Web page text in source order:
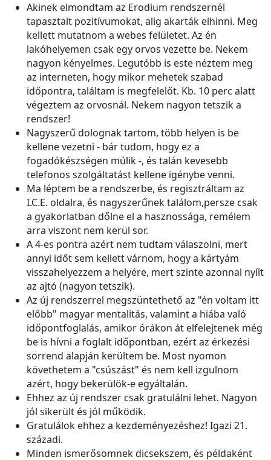
Akinek elmondtam az Erodium rendszernél
tapasztalt pozitívumokat, alig akarták elhinni. Meg
kellett mutatnom a webes felületet. Az én
lakóhelyemen csak egy orvos vezette be. Nekem
nagyon kényelmes. Legutóbb is este néztem meg
az interneten, hogy mikor mehetek szabad
időpontra, találtam is megfelelőt. Kb. 10 perc alatt
végeztem az orvosnál. Nekem nagyon tetszik a
rendszer!
Nagyszerű dolognak tartom, több helyen is be
kellene vezetni - bár tudom, hogy ez a
fogadókészségen múlik -, és talán kevesebb
telefonos szolgáltatást kellene igénybe venni.
Ma léptem be a rendszerbe, és regisztráltam az
I.C.E. oldalra, és nagyszerűnek találom,persze csak
a gyakorlatban dőlne el a hasznossága, remélem
arra viszont nem kerül sor.
A 4-es pontra azért nem tudtam válaszolni, mert
annyi időt sem kellett várnom, hogy a kártyám
visszahelyezzem a helyére, mert szinte azonnal nyílt
az ajtó (nagyon tetszik).
Az új rendszerrel megszüntethető az "én voltam itt
előbb" magyar mentalitás, valamint a hiába való
időpontfoglalás, amikor órákon át elfelejtenek még
be is hívni a foglalt időpontban, ezért az érkezési
sorrend alapján kerültem be. Most nyomon
követhetem a "csúszást" és nem kell izgulnom
azért, hogy bekerülök-e egyáltalán.
Ehhez az új rendszer csak gratulálni lehet. Nagyon
jól sikerült és jól működik.
Gratulálok ehhez a kezdeményezéshez! Igazi 21.
századi.
Minden ismerősömnek dicsekszem, és példaként